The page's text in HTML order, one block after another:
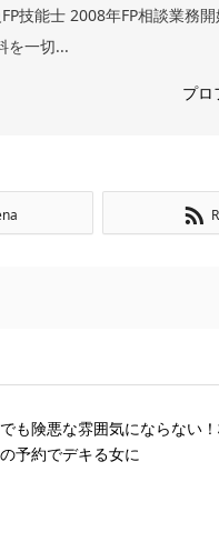
技能士 2008年FP相談業務
を一切...
プロ
も険悪な雰囲気にならない
予約でデキる女に